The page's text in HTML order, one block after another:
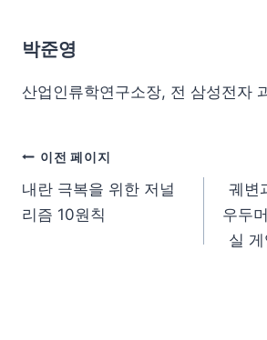
박준영
산업인류학연구소장, 전 삼성전자
이전 페이지
내란 극복을 위한 저널
리즘 10원칙
궤변
우두
실